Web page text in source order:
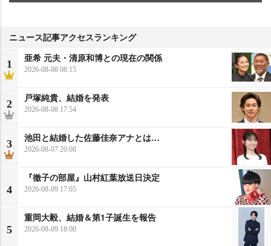
ニュース記事アクセスランキング
1
亜希 元夫・清原和博との現在の関係
2026-08-08 08:15
2
戸塚純貴、結婚を発表
2026-08-08 17:54
3
池田と結婚した佐藤佳奈アナとは…
2026-08-07 20:08
4
『徹子の部屋』山村紅葉放送日決定
2026-08-09 17:05
5
重岡大毅、結婚＆第1子誕生を報告
2026-08-09 18:00